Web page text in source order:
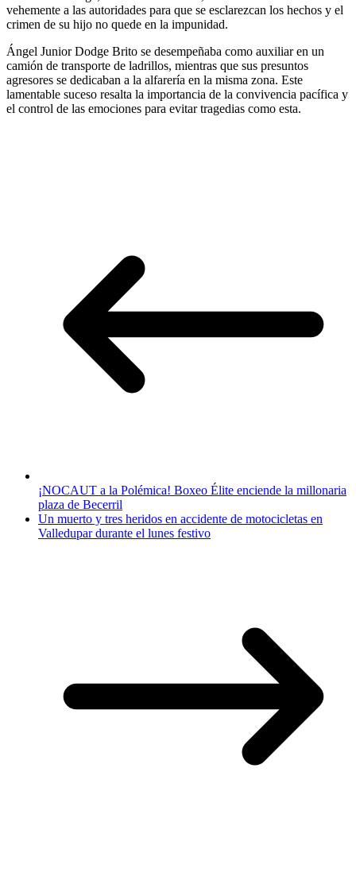
vehemente a las autoridades para que se esclarezcan los hechos y el
crimen de su hijo no quede en la impunidad.
Ángel Junior Dodge Brito se desempeñaba como auxiliar en un
camión de transporte de ladrillos, mientras que sus presuntos
agresores se dedicaban a la alfarería en la misma zona. Este
lamentable suceso resalta la importancia de la convivencia pacífica y
el control de las emociones para evitar tragedias como esta.
¡NOCAUT a la Polémica! Boxeo Élite enciende la millonaria
plaza de Becerril
Un muerto y tres heridos en accidente de motocicletas en
Valledupar durante el lunes festivo